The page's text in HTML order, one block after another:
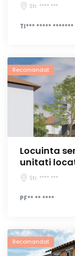
Str. **** ***
TI*** ***** *******
Recomandat
Locuinta
unitati
Str. **** ***
PF** ** ****
Recomandat